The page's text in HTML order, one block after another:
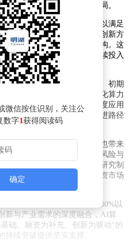
一趋势正在重塑行业生态格局。
下，单纯依靠租赁模式已难以满足
部企业开始探索表外融资等创新方
租赁等金融工具优化资本结构。这
力，也为算力基础设施的持续投入
式转型呈现明显阶段性特征。初期
础算力需求；中期转向定制化算力
景；当前正迈向金融工具深度应用
力资源的优化配置。这种演进路径
资本驱动的转变特征。
式在降低企业负担的同时，也带来
值体系尚未完善，技术迭代风险与
要审慎应对。监管部门正在研究制
风险防控机制，促进算力融资市场
力融资市场规模将保持年均30%以
新与产业需求的深度融合，AI算
础、融资为补充、创新为驱动"的
持续突破提供坚实支撑。
微信按住识别，关注公
数字1获得阅读码
确定